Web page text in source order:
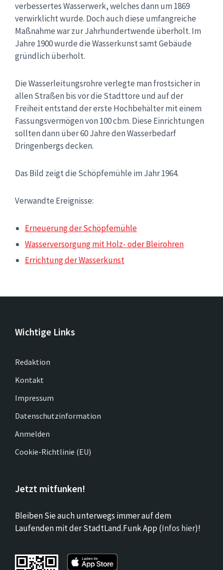
verbessertes Wasserwerk, welches dann um 1869
verwirklicht wurde. Doch auch diese umfangreiche
Maßnahme war zur Jahr­hundertwende überholt. Im
Jahre 1900 wurde die Wasserkunst samt Gebäude
gründlich überholt.
Die Wasserleitungsrohre verlegte man frostsicher in
allen Straßen bis vor die Stadttore und auf der
Freiheit entstand der erste Hochbehälter mit einem
Fassungsver­mögen von 100 cbm. Diese Einrichtungen
sollten dann über 60 Jahre den Wasserbedarf
Dringenbergs decken.
Das Bild zeigt die Schöpfemühle im Jahr 1964.
Verwandte Ereignisse:
Erneuerung der Schöpfemühle
Wasserversorgung mit Holz- oder Bleirohren
Errichtung der Wasserkunst
Wichtige Links
Redaktion
Kontakt
Impressum
Datenschutzinformation
Anmelden
Cookie-Richtlinie (EU)
Jetzt mitfunken!
Bleiben Sie auch unterwegs immer auf dem
Laufenden mit der StadtLand.Funk App (Infos hier)!